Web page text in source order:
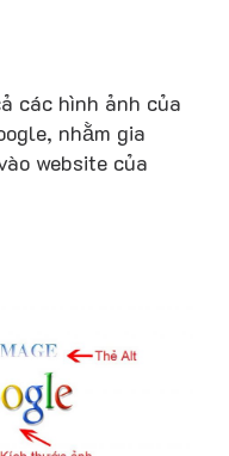
các hình ảnh của
nhằm gia
website của